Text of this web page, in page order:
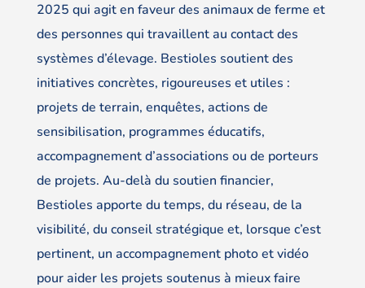
2025 qui agit en faveur des animaux de ferme et
des personnes qui travaillent au contact des
systèmes d’élevage. Bestioles soutient des
initiatives concrètes, rigoureuses et utiles :
projets de terrain, enquêtes, actions de
sensibilisation, programmes éducatifs,
accompagnement d’associations ou de porteurs
de projets. Au-delà du soutien financier,
Bestioles apporte du temps, du réseau, de la
visibilité, du conseil stratégique et, lorsque c’est
pertinent, un accompagnement photo et vidéo
pour aider les projets soutenus à mieux faire